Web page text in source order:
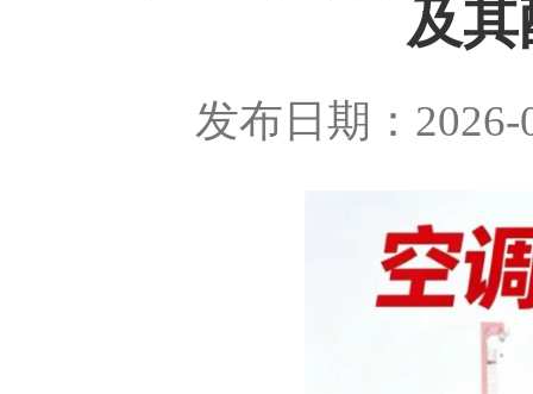
及
发布日期：